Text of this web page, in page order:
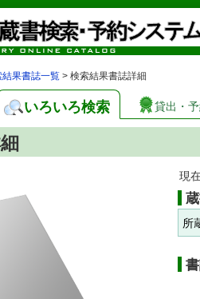
結果書誌一覧 > 検索結果書誌詳細
いろいろ検索 貸出・
現
所